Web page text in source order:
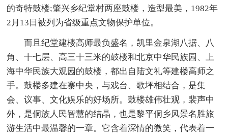
的奇特鼓楼;肇兴乡纪堂村两座鼓楼，造型最美，1982年
2月13日被列为省级重点文物保护单位。
而且纪堂建楼高师最负盛名，凯里金泉湖八据、八
角、十七层、高三十三米的鼓楼和北京中华民族园、上
海中华民族大观园的鼓楼，都出自陆文礼等建楼高师之
手。鼓楼多建在寨中央，与戏台、歌坪相结合，是集
会、议事、文化娱乐的好场所。鼓楼雄伟壮观，裴声中
外，是侗族人民智慧的结晶，也是黎平侗乡风景名胜旅
游生活中最温馨的一章。它含着深情的微笑，代表着一